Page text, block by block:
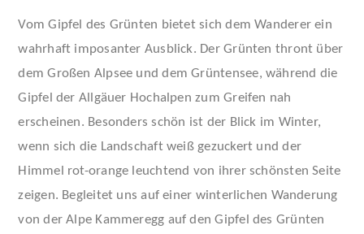
VIEW POST
Vom Gipfel des Grünten bietet sich dem Wanderer ein
wahrhaft imposanter Ausblick. Der Grünten thront über
dem Großen Alpsee und dem Grüntensee, während die
Gipfel der Allgäuer Hochalpen zum Greifen nah
erscheinen. Besonders schön ist der Blick im Winter,
wenn sich die Landschaft weiß gezuckert und der
Himmel rot-orange leuchtend von ihrer schönsten Seite
zeigen. Begleitet uns auf einer winterlichen Wanderung
von der Alpe Kammeregg auf den Gipfel des Grünten